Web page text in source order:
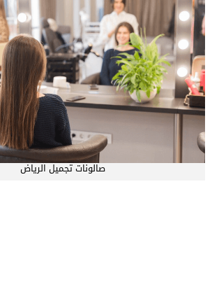
صالونات تجميل الرياض